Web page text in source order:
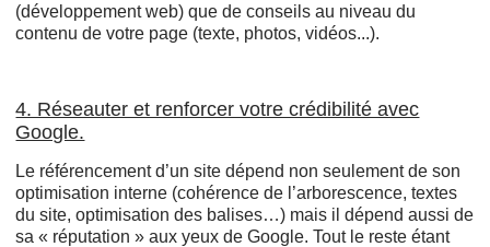
(développement web) que de conseils au niveau du
contenu de votre page (texte, photos, vidéos...).
4. Réseauter et renforcer votre crédibilité avec
Google.
Le référencement d’un site dépend non seulement de son
optimisation interne (cohérence de l’arborescence, textes
du site, optimisation des balises…) mais il dépend aussi de
sa « réputation » aux yeux de Google. Tout le reste étant